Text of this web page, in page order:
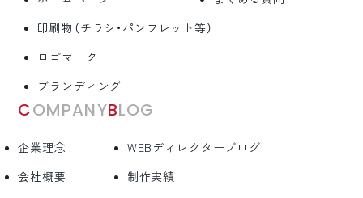
印刷物（チラシ・パンフレット等）
ロゴマーク
ブランディング
COMPANY
企業理念
会社概要
BLOG
WEBディレクターブログ
制作実績